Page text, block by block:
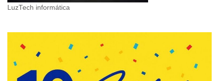
LuzTech informática